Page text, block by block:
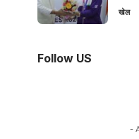
खेल
Follow US
-